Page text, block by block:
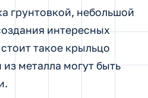
грунтовкой, небольшой
интересных
такое крыльцо
металла могут быть